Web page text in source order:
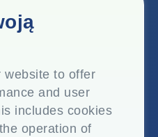
website to offer
and user
includes cookies
operation of
City, Senapati Bapat
- 400 013, Maharashtra,
Dist. Thane - 421 604,